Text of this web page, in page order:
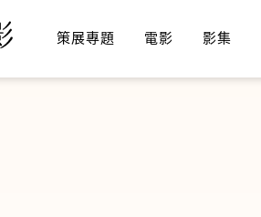
策展專題 電影 影集